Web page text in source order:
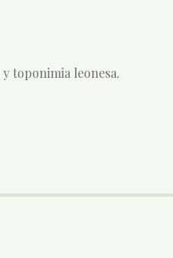
toponimia leonesa.